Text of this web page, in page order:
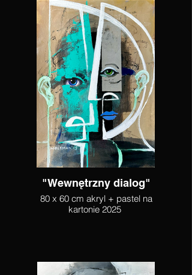
"Wewnętrzny dialog"
80 x 60 cm akryl + pastel na
kartonie 2025